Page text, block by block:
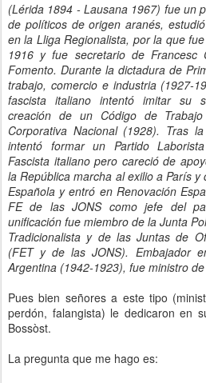
(Lérida 1894 - Lausana 1967) fue un
de políticos de origen aranés,
en la Lliga Regionalista, por la que
1916 y fue secretario de
Fomento. Durante la dictadura de
trabajo, comercio e industria (1927-
fascista italiano intentó imitar su
creación de un Código de
Corporativa Nacional (1928). Tras
intentó formar un Partido
Fascista italiano pero careció de
la República marcha al exilio a París
Española y entró en Renovación
FE de las JONS como jefe del
unificación fue miembro de la Junta
Tradicionalista y de las Juntas de
(FET y de las JONS). Embajador
Argentina (1942-1923), fue ministro
Pues bien señores a este tipo
perdón, falangista) le dedicaron en
Bossòst.
La pregunta que me hago es: